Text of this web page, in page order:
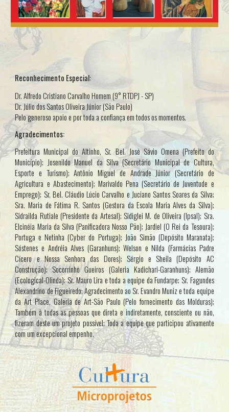
Reconhecimento Especial:
Dr. Alfredo Cristiano Carvalho Homem (9° RTDPJ - SP)
Dr. Júlio dos Santos Oliveira Júnior (São Paulo)
Pelo generoso apoio e por toda a confiança em todos os momentos.
Agradecimentos:
Prefeitura Municipal do Altinho, Sr. Bel. José Sávio Omena (Prefeito do
Município); Josenildo Manuel da Silva (Secretário Municipal de Cultura,
Esporte e Turismo); Antônio Miguel de Andrade Júnior (Secretário de
Agricultura e Abastecimento); Marivaldo Pena (Secretário de Juventude e
Emprego); Sr. Bel. Cláudio Lúcio Carvalho e Juciano Santos Soares da Silva;
Sra. Maria de Fátima R. Santos (Gestora da Escola Maria Alves da Silva);
Sidrailda Rutiale (Presidente da Artesal); Sidiglei M. de Oliveira (Ipsal); Sra.
Elcinéia Maria da Silva (Panificadora Nosso Pão); Jardiel (O Rei da Tesoura);
Portuga e Netinha (Cyber do Portuga); João Simão (Depósito Maranata);
Sóstenes e Andréia Alves (Garanhuns); Welson e Nilda (Farmácias Padre
Cícero e Nossa Senhora das Dores); Sérgio e Sheila (Depósito AC
Construção); Socorrinho Gueiros (Galeria Kadichari-Garanhuns); Alemão
(Ecological-Olinda); Sr. Mauro Lira e toda a equipe da Fundarpe; Sr. Fagundes
Alexandrino de Figueiredo; Agradecimento ao Sr. Evandro Muniz e toda equipe
da Art Place, Galeria de Art-São Paulo (Pelo fornecimento das Molduras);
Também à todas as pessoas que direta e indiretamente, consciente ou não,
fizeram deste um projeto possível; Toda a equipe que participou ativamente
com um excepcional empenho.